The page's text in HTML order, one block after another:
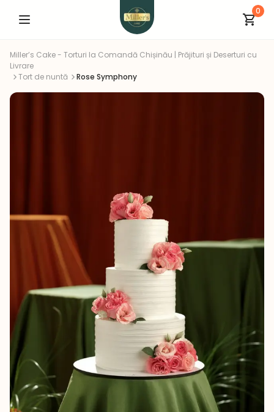
0
Miller’s Cake - Torturi la Comandă Chișinău | Prăjituri și Deserturi cu
Livrare
Tort de nuntă
Rose Symphony